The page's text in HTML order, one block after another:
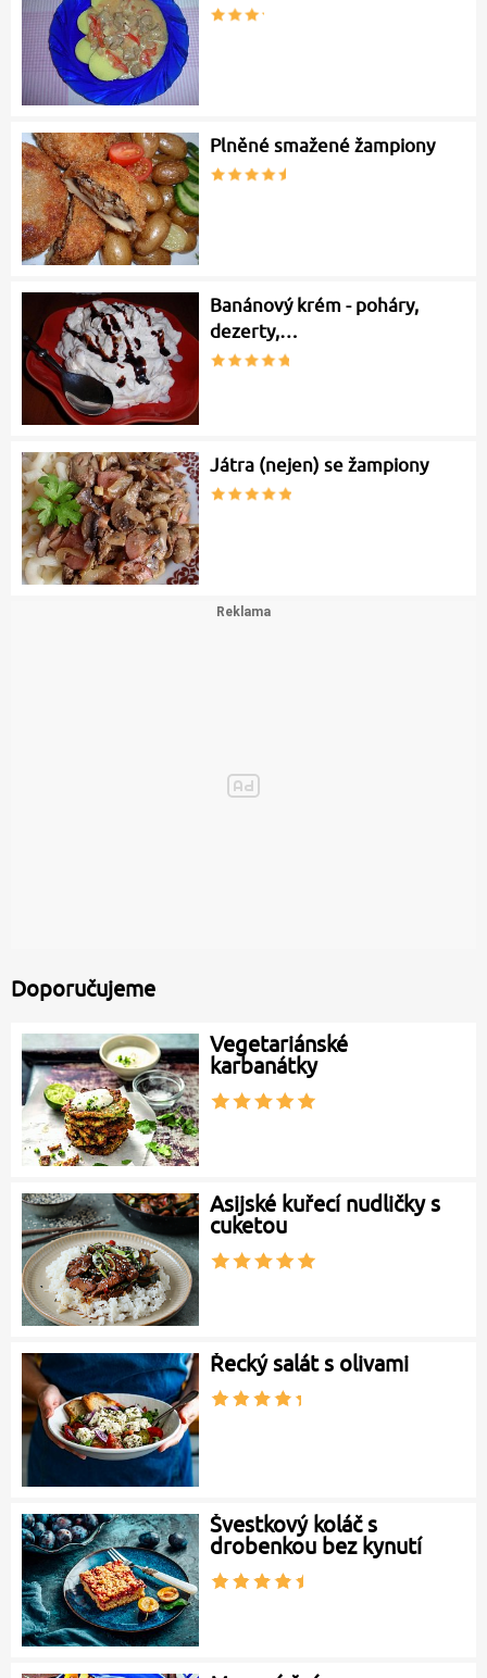
Plněné smažené žampiony
Banánový krém - poháry,
dezerty,…
Játra (nejen) se žampiony
Doporučujeme
Vegetariánské
karbanátky
Asijské kuřecí nudličky s
cuketou
Řecký salát s olivami
Švestkový koláč s
drobenkou bez kynutí